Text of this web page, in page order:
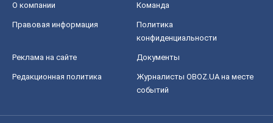
О компании Команда
Правовая информация
Политика
конфиденциальности
Реклама на сайте Документы
Редакционная политика
Журналисты OBOZ.UA на месте
событий